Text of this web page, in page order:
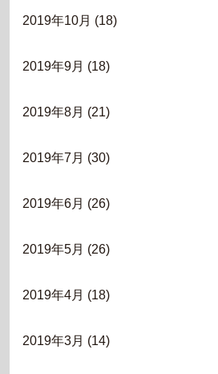
2019年10月 (18)
2019年9月 (18)
2019年8月 (21)
2019年7月 (30)
2019年6月 (26)
2019年5月 (26)
2019年4月 (18)
2019年3月 (14)